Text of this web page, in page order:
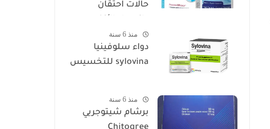
حالات احتقان
منذ 6 سنة
دواء سلوفينيا
sylovina للتخسيس
منذ 6 سنة
برشام شيتوجريي